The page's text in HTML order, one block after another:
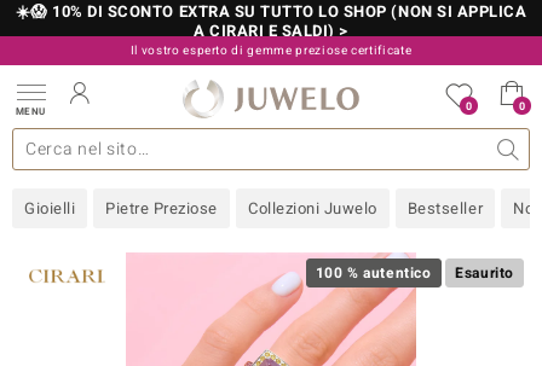
☀️😱 10% DI SCONTO EXTRA SU TUTTO LO SHOP (NON SI APPLICA
A CIRARI E SALDI) >
Il vostro esperto di gemme preziose certificate
800 986 787
MENU 0 0
Gioielli Pietre Preziose Collezioni Juwelo Bestseller
gioielli Design Metallo prezioso Misure anelli
più importanti Pietre preziose per colore Pietre preziose
with Love
Informazioni generali Approfondimenti Consigli
Acquistare in diretta Juwelo
100 % autentico Esaurito